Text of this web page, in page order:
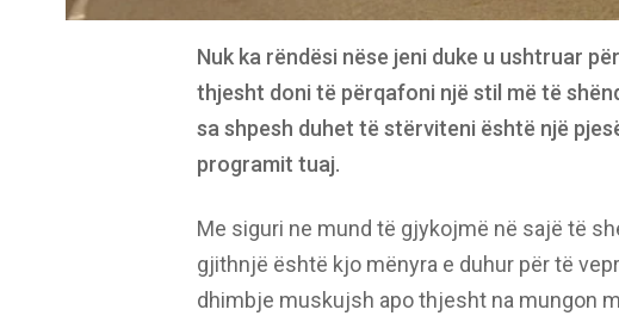
Nuk ka rëndësi nëse jeni duke u ushtruar
thjesht doni të përqafoni një stil më të
sa shpesh duhet të stërviteni është një
programit tuaj.
Me siguri ne mund të gjykojmë në sajë të
gjithnjë është kjo mënyra e duhur për të
dhimbje muskujsh apo thjesht na mungon